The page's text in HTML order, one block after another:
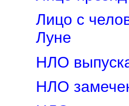
Лицо с
Луне
НЛО
НЛО